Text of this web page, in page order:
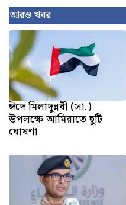
আরও খবর
ঈদে মিলাদুন্নবী (সা.)
উপলক্ষে আমিরাতে ছুটি
ঘোষণা